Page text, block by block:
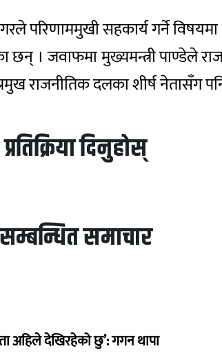
परिणाममुखी सहकार्य गर्ने
छन् । जवाफमा मुख्यमन्त्री पाण्डेले
राजनीतिक दलका शीर्ष नेतासँग
प्रतिक्रिया दिनुहोस्
सम्बन्धित समाचार
अहिले देखिरहेको छु’: गगन थापा